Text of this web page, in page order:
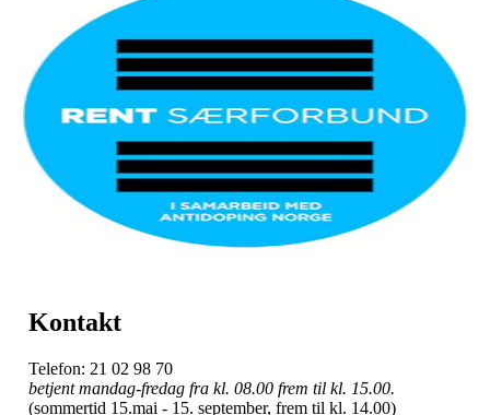
Kontakt
Telefon: 21 02 98 70
betjent mandag-fredag fra kl. 08.00 frem til kl. 15.00.
(sommertid 15.mai - 15. september, frem til kl. 14.00)